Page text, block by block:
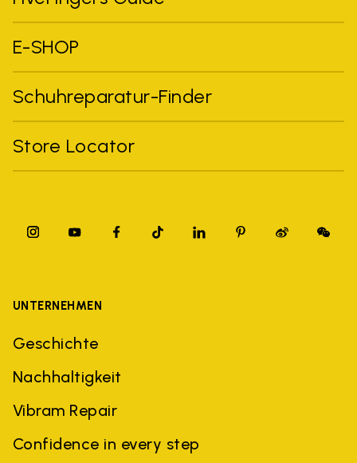
E-SHOP
Schuhreparatur-Finder
Store Locator
UNTERNEHMEN
Geschichte
Nachhaltigkeit
Vibram Repair
Confidence in every step